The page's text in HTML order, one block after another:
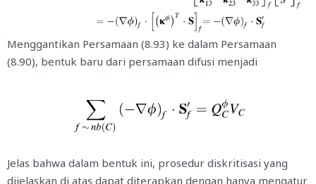
Menggantikan Persamaan (8.93) ke dalam Persamaan
(8.90), bentuk baru dari persamaan difusi menjadi
Jelas bahwa dalam bentuk ini, prosedur diskritisasi yang
dijelaskan di atas dapat diterapkan dengan hanya mengatur